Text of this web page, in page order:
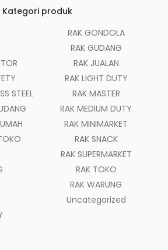
Kategori produk
STEEL
RAK GONDOLA
RAK GUDANG
RAK JUALAN
RAK LIGHT DUTY
RAK MASTER
RAK MEDIUM DUTY
RAK MINIMARKET
RAK SNACK
RAK SUPERMARKET
RAK TOKO
RAK WARUNG
Uncategorized